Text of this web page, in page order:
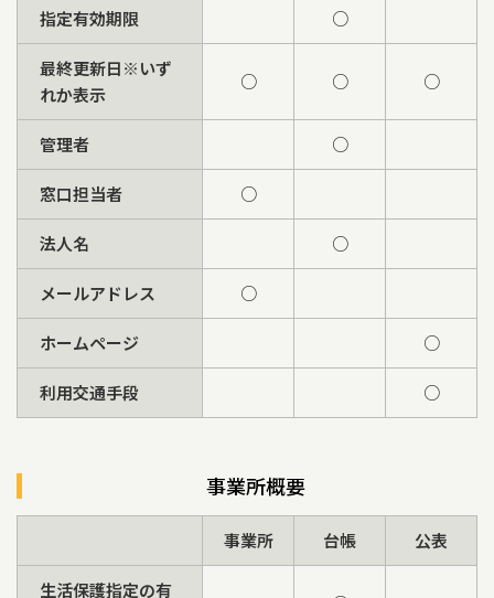
指定有効期限 ○
最終更新日※いず
れか表示
○ ○ ○
管理者 ○
窓口担当者 ○
法人名 ○
メールアドレス ○
ホームページ ○
利用交通手段 ○
事業所概要
事業所 台帳 公表
生活保護指定の有